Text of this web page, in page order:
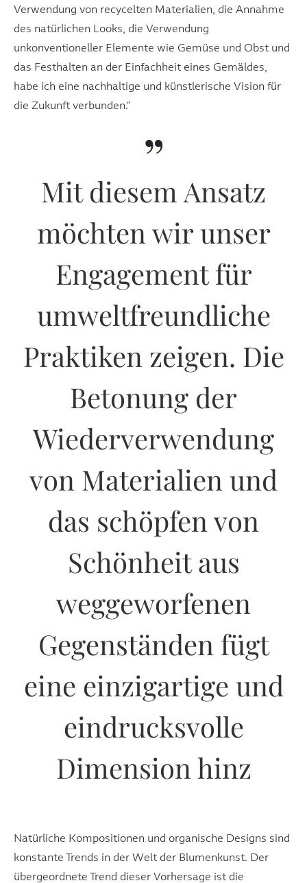
Verwendung von recycelten Materialien, die Annahme
des natürlichen Looks, die Verwendung
unkonventioneller Elemente wie Gemüse und Obst und
das Festhalten an der Einfachheit eines Gemäldes,
habe ich eine nachhaltige und künstlerische Vision für
die Zukunft verbunden."
”
Mit diesem Ansatz
möchten wir unser
Engagement für
umweltfreundliche
Praktiken zeigen. Die
Betonung der
Wiederverwendung
von Materialien und
das schöpfen von
Schönheit aus
weggeworfenen
Gegenständen fügt
eine einzigartige und
eindrucksvolle
Dimension hinz
Natürliche Kompositionen und organische Designs sind
konstante Trends in der Welt der Blumenkunst. Der
übergeordnete Trend dieser Vorhersage ist die